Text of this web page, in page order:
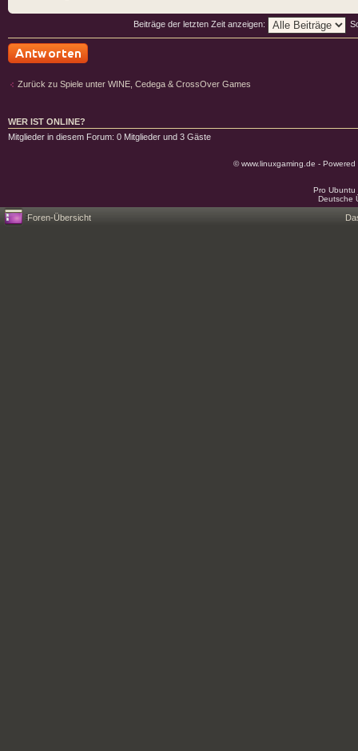
Beiträge der letzten Zeit anzeigen:
Zurück zu Spiele unter WINE, Cedega & CrossOver Games
WER IST ONLINE?
Mitglieder in diesem Forum: 0 Mitglieder und 3 Gäste
© www.linuxgaming.de -
Pro
Deutsche
Foren-Übersicht